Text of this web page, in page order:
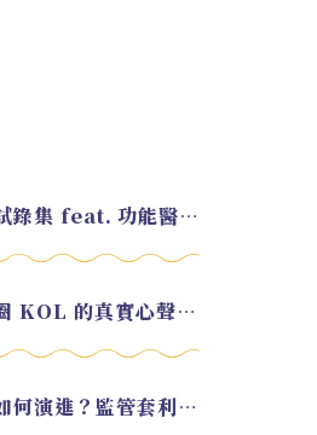
EP.220 好久不見！2026 試錄集 feat. 功能醫學營養師 美寶
EP.219 從銀行高管轉職幣圈 KOL 的真實心聲 feat.龜大
EP.217 美元穩定幣未來會如何演進？監管套利終將收斂？feat. 研究員 余哲安